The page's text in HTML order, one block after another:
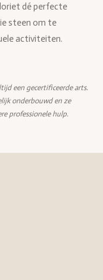
dé perfecte
steen om te
activiteiten.
een gecertificeerde arts.
onderbouwd en ze
professionele hulp.